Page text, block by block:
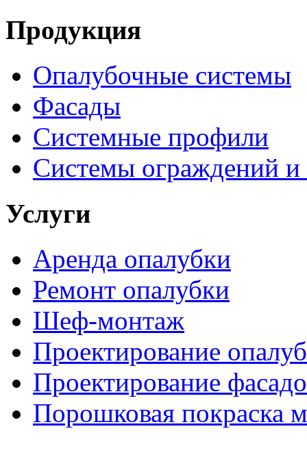
Продукция
Опалубочные системы
Фасады
Системные профили
Системы ограждений
Услуги
Аренда опалубки
Ремонт опалубки
Шеф-монтаж
Проектирование
Проектирование
Порошковая покраска